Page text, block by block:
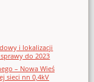
i lokalizacji
do 2023
– Nowa Wieś
sieci nn 0,4kV